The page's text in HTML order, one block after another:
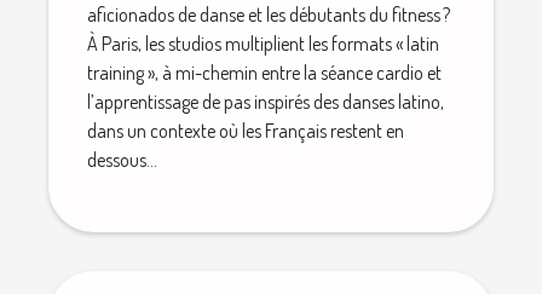
aficionados de danse et les débutants du fitness ?
À Paris, les studios multiplient les formats « latin
training », à mi-chemin entre la séance cardio et
l’apprentissage de pas inspirés des danses latino,
dans un contexte où les Français restent en
dessous...